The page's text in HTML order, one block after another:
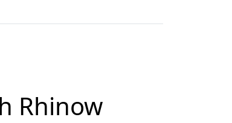
Rhinow